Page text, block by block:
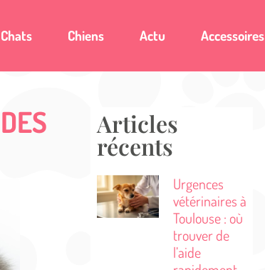
Chats Chiens Actu Accessoires
Articles
récents
Urgences
vétérinaires à
Toulouse : où
trouver de
l’aide